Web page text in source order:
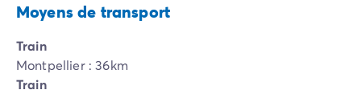
Moyens de transport
Train
Montpellier : 36km
Train